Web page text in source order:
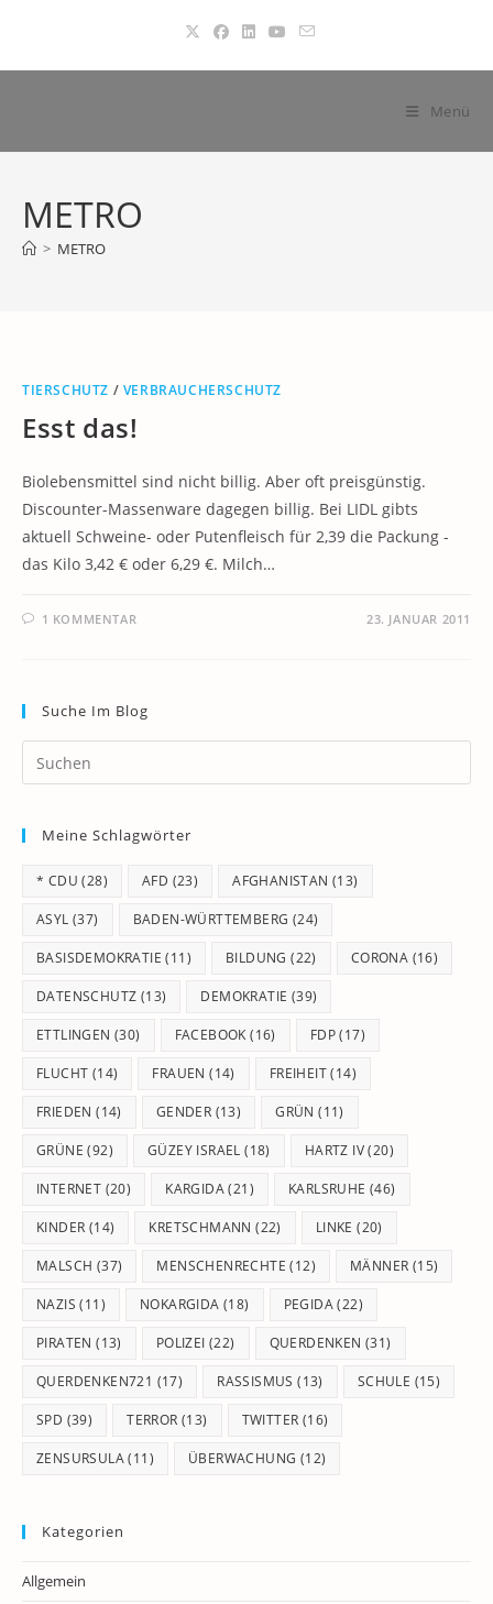
springen
Menü
METRO
> METRO
TIERSCHUTZ / VERBRAUCHERSCHUTZ
Esst das!
Biolebensmittel sind nicht billig. Aber oft preisgünstig.
Discounter-Massenware dagegen billig. Bei LIDL gibts
aktuell Schweine- oder Putenfleisch für 2,39 die Packung -
das Kilo 3,42 € oder 6,29 €. Milch…
1 KOMMENTAR 23. JANUAR 2011
Suche Im Blog
Meine Schlagwörter
* CDU (28) AFD (23) AFGHANISTAN (13)
ASYL (37) BADEN-WÜRTTEMBERG (24)
BASISDEMOKRATIE (11) BILDUNG (22) CORONA (16)
DATENSCHUTZ (13) DEMOKRATIE (39)
ETTLINGEN (30) FACEBOOK (16) FDP(17)
FLUCHT (14) FRAUEN (14) FREIHEIT(14)
FRIEDEN (14) GENDER (13) GRÜN (11)
GRÜNE (92) GÜZEY ISRAEL (18) HARTZ IV(20)
INTERNET (20) KARGIDA(21) KARLSRUHE (46)
KINDER (14) KRETSCHMANN (22) LINKE (20)
MALSCH (37) MENSCHENRECHTE (12) MÄNNER (15)
NAZIS (11) NOKARGIDA (18) PEGIDA(22)
PIRATEN (13) POLIZEI (22) QUERDENKEN (31)
QUERDENKEN721 (17) RASSISMUS (13) SCHULE (15)
SPD (39) TERROR (13) TWITTER (16)
ZENSURSULA(11) ÜBERWACHUNG (12)
Kategorien
Allgemein